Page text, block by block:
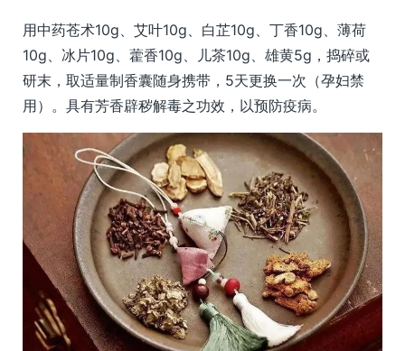
用中药苍术10g、艾叶10g、白芷10g、丁香10g、薄荷
10g、冰片10g、藿香10g、儿茶10g、雄黄5g，捣碎或
研末，取适量制香囊随身携带，5天更换一次（孕妇禁
用）。具有芳香辟秽解毒之功效，以预防疫病。